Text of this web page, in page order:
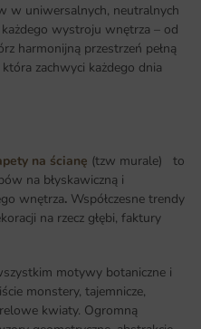
w uniwersalnych, neutralnych
wystroju wnętrza – od
harmonijną przestrzeń pełną
zachwyci każdego dnia
na ścianę (tzw murale) to
na błyskawiczną i
wnętrza. Współczesne trendy
na rzecz głębi, faktury
motywy botaniczne i
monstery, tajemnicze,
kwiaty. Ogromną